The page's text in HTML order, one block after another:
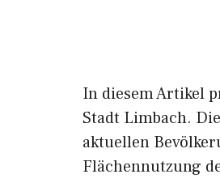
In diesem Artikel
Stadt Limbach.
aktuellen
Flächennutzung